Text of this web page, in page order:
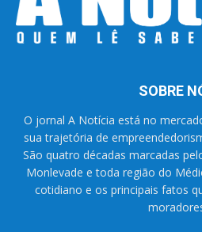
SOBRE
O jornal A Notícia está no
sua trajetória de
São quatro décadas marcadas
Monlevade e toda região do
cotidiano e os principais fatos